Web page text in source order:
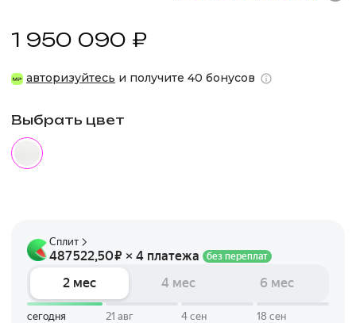
1 950 090 ₽
авторизуйтесь и получите 40 бонусов
Выбрать цвет